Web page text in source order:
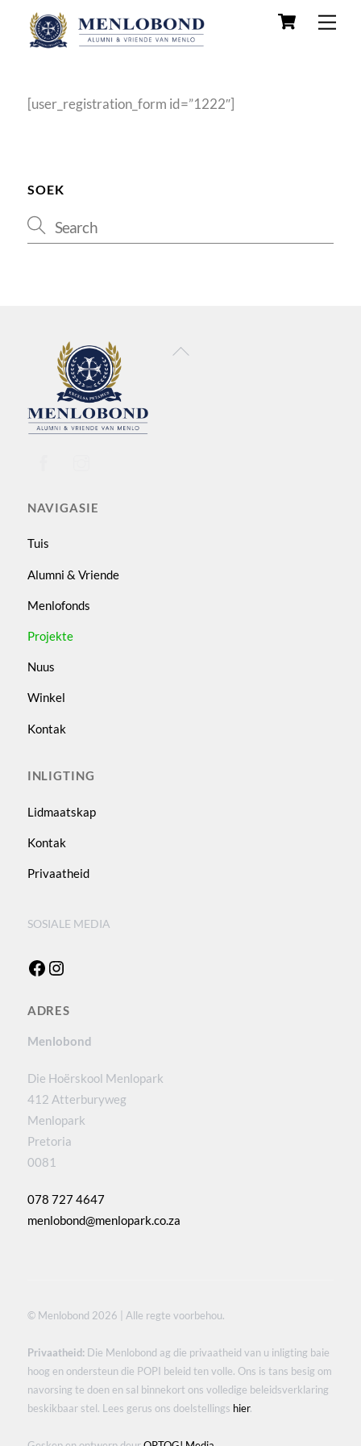
content
Cart
[user_registration_form id=”1222″]
SOEK
Back
NAVIGASIE
Tuis
Alumni & Vriende
Menlofonds
Projekte
Nuus
Winkel
Kontak
INLIGTING
Lidmaatskap
Kontak
Privaatheid
SOSIALE MEDIA
Facebook
Instagram
ADRES
Menlobond
Die Hoërskool Menlopark
412 Atterburyweg
Menlopark
Pretoria
0081
078 727 4647
menlobond@menlopark.co.za
© Menlobond 2026 | Alle regte voorbehou.
Privaatheid:Die Menlobond ag die privaatheid van u inligting baie
hoog en ondersteun die POPI beleid ten volle. Ons is tans besig om
navorsing te doen en sal binnekort ons volledige beleidsverklaring
beskikbaar stel. Lees gerus ons doelstellings hier.